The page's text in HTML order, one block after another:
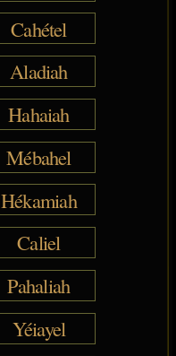
Cahétel
Aladiah
Hahaiah
Mébahel
Hékamiah
Caliel
Pahaliah
Yéiayel